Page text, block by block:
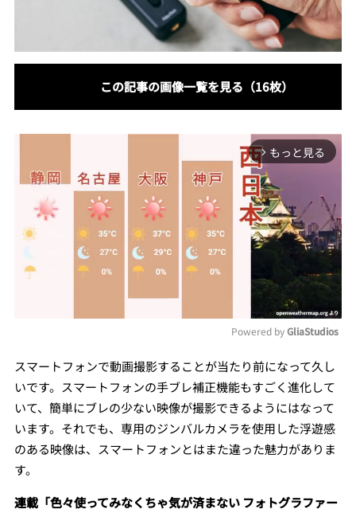
この記事の画像一覧を見る（16枚）
arrow_forward_ios もっと見る
Mute
Powered by GliaStudios
スマートフォンで動画撮影することが当たり前になって久し
いです。スマートフォンの手ブレ補正機能もすごく進化して
いて、簡単にブレの少ない映像が撮影できるようにはなって
います。それでも、専用のジンバルカメラを使用した浮遊感
のある映像は、スマートフォンとはまた違った魅力がありま
す。
連載「色々使ってみなくちゃ気が済まない フォトグラファー